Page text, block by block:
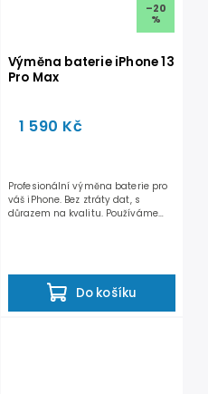
iPhone XS Max iPhone XR
–20
%
Výměna baterie iPhone 13
Pro Max
1 590 Kč
Do košíku
Profesionální výměna baterie pro
váš iPhone. Bez ztráty dat, s
důrazem na kvalitu. Používáme